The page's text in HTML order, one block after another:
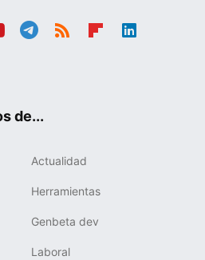
de...
Actualidad
Herramientas
Genbeta dev
Laboral